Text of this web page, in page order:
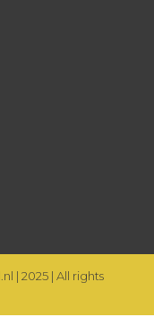
| 2025 | All rights